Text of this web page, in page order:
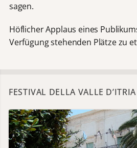
sagen.
Höflicher Applaus eines
Verfügung stehenden Plätze zu
FESTIVAL DELLA VALLE